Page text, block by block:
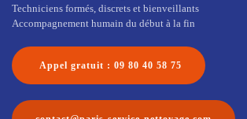
Techniciens formés, discrets et bienveillants
Accompagnement humain du début à la fin
Appel gratuit : 09 80 40 58 75